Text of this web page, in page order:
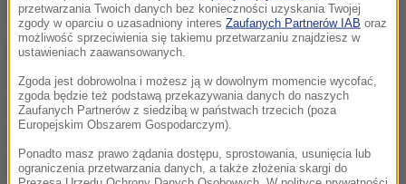
Pomorze, gdzie ma zostać przesłuchany szef firmy.
Natomiast były już komendant straży miejskiej z
Pszczyny miał potwierdzić przeprowadzenie
szkoleń-widmo.Dlatego jemu z kolei postawiono
zarzut przekroczenia uprawnień
rejonowy z Pszczyny Bogusław Rolka.
przetwarzania Twoich danych bez konieczności uzyskania Twojej
zgody w oparciu o uzasadniony interes Zaufanych Partnerów IAB oraz
możliwość sprzeciwienia się takiemu przetwarzaniu znajdziesz w
ustawieniach zaawansowanych.
Zgoda jest dobrowolna i możesz ją w dowolnym momencie wycofać,
zgoda będzie też podstawą przekazywania danych do naszych
Zaufanych Partnerów z siedzibą w państwach trzecich (poza
Europejskim Obszarem Gospodarczym).
Ponadto masz prawo żądania dostępu, sprostowania, usunięcia lub
ograniczenia przetwarzania danych, a także złożenia skargi do